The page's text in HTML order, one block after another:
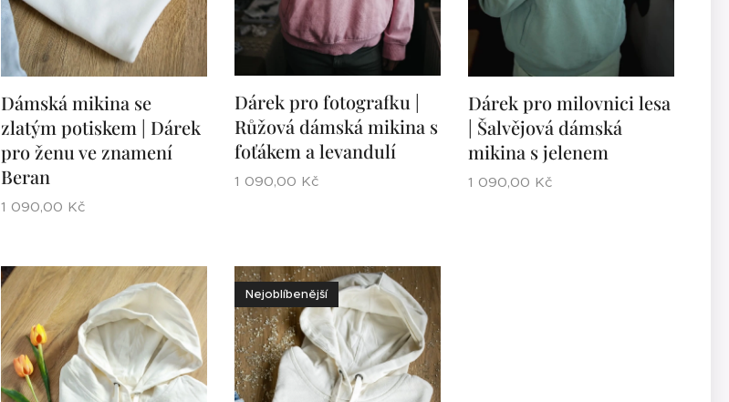
Dámská mikina se
zlatým potiskem | Dárek
pro ženu ve znamení
Beran
1 090,00 Kč
Dárek pro fotografku |
Růžová dámská mikina s
foťákem a levandulí
1 090,00 Kč
Dárek pro milovnici lesa
| Šalvějová dámská
mikina s jelenem
1 090,00 Kč
Nejoblíbenější